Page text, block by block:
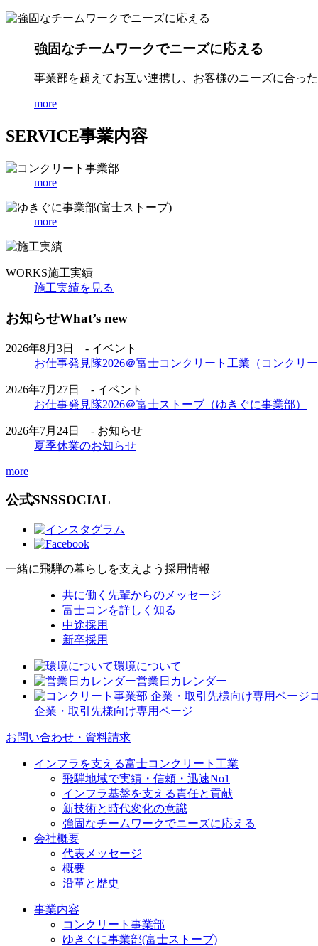
強固なチームワークでニーズに応える
事業部を超えてお互い連携し、お客様のニーズに合っ
more
SERVICE事業内容
more
more
WORKS施工実績
施工実績を見る
お知らせWhat’s new
2026年8月3日 - イベント
お仕事発見隊2026＠富士コンクリート工業（コンクリー
2026年7月27日 - イベント
お仕事発見隊2026＠富士ストーブ（ゆきぐに事業部）
2026年7月24日 - お知らせ
夏季休業のお知らせ
more
公式SNSSOCIAL
一緒に飛騨の暮らしを支えよう 採用情報
共に働く先輩からのメッセージ
富士コンを詳しく知る
中途採用
新卒採用
環境について
営業日カレンダー
企業・取引先様向け専用ページ
お問い合わせ・資料請求
インフラを支える富士コンクリート工業
飛騨地域で実績・信頼・迅速No1
インフラ基盤を支える責任と貢献
新技術と時代変化の意識
強固なチームワークでニーズに応える
会社概要
代表メッセージ
概要
沿革と歴史
事業内容
コンクリート事業部
ゆきぐに事業部(富士ストーブ)